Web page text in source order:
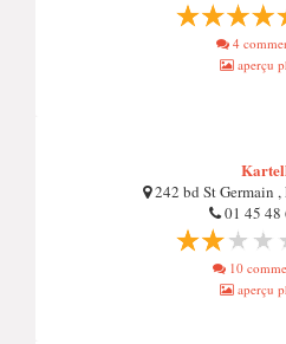
4
aperçu
242 bd St Germain ,
01 45 48
10
aperçu